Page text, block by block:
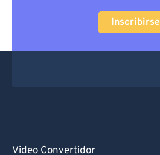
Inscribirse
Video Convertidor